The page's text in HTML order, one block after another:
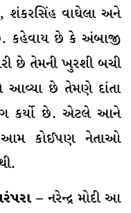
શંકરસિંહ વાઘેલા અને
કહેવાય છે કે અંબાજી
છે તેમની ખુરશી બચી
આવ્યા છે તેમણે દાંતા
કર્યો છે. એટલે આને
આમ કોઈપણ નેતાઓ
– નરેન્દ્ર મોદી આ